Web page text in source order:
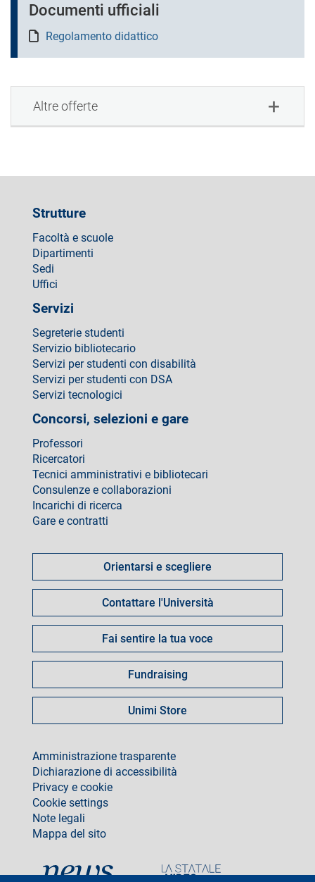
Documenti ufficiali
Regolamento didattico
Altre offerte
Strutture
Facoltà e scuole
Dipartimenti
Sedi
Uffici
Servizi
Segreterie studenti
Servizio bibliotecario
Servizi per studenti con disabilità
Servizi per studenti con DSA
Servizi tecnologici
Concorsi, selezioni e gare
Professori
Ricercatori
Tecnici amministrativi e bibliotecari
Consulenze e collaborazioni
Incarichi di ricerca
Gare e contratti
fare
Orientarsi e scegliere
Contattare l'Università
Fai sentire la tua voce
Fundraising
Unimi Store
footer
Amministrazione trasparente
Dichiarazione di accessibilità
Privacy e cookie
Cookie settings
Note legali
Mappa del sito
social